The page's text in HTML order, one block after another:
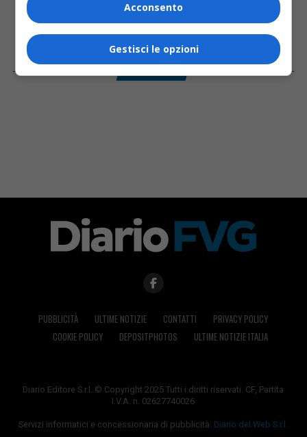
PUBBLICITÀ ULTIME NOTIZIE CONTATTI
PRIVACY POLICY
COOKIE POLICY
DEPOSITPHOTOS ULTIME NOTIZIE ITALIA
Diario Editore S.r.l. © Copyright 2025 Tutti i diritti riservati. CF, Partita
I.V.A. n. 02627740026
Servizi informatici e concessionaria di pubblicità: Diario del Web S.r.l.
Acconsento
Gestisci le opzioni